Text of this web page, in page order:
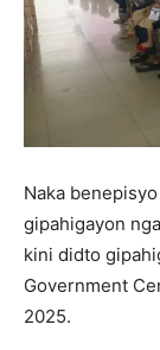
Naka
gipahigayon
kini didto
Government
2025.